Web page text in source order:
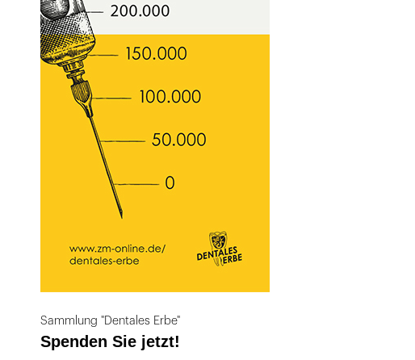
Sammlung "Dentales Erbe"
Spenden Sie jetzt!